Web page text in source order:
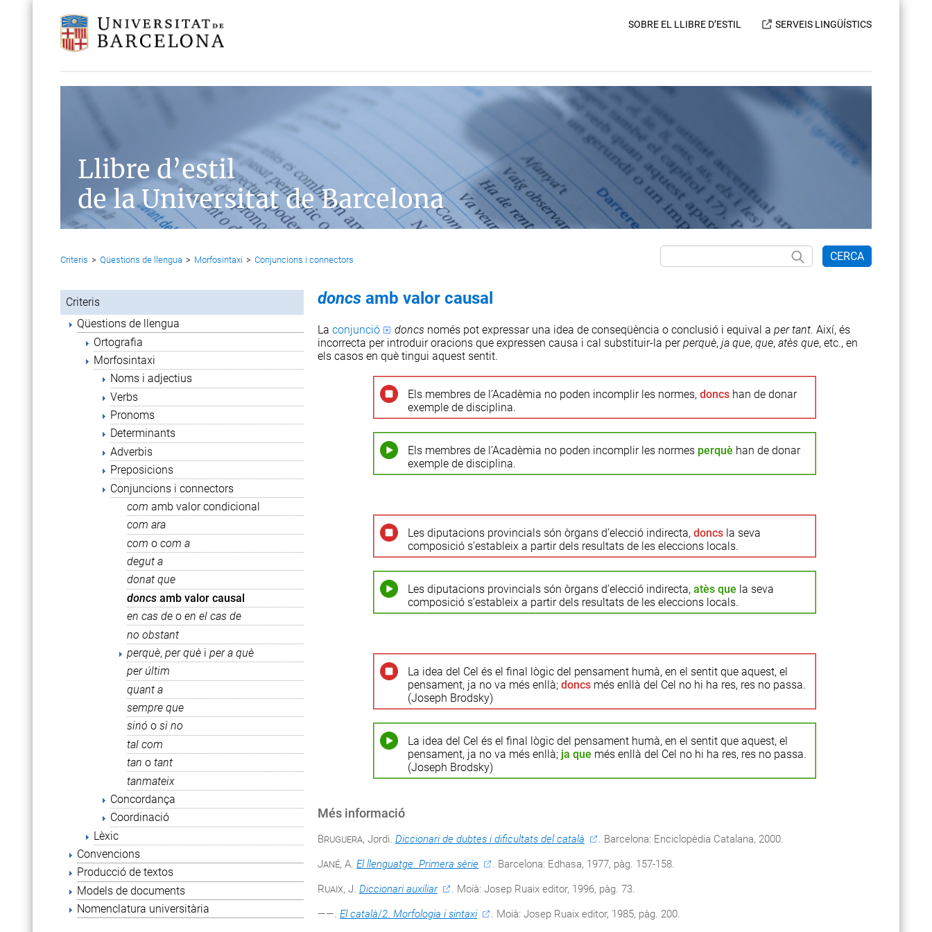
SOBRE EL LLIBRE D’ESTIL SERVEIS LINGÜÍSTICS
Llibre d’estil
de la Universitat de Barcelona
CERCA
Criteris > Qüestions de llengua > Morfosintaxi > Conjuncions i connectors
Criteris
Qüestions de llengua
Ortografia
Morfosintaxi
Noms i adjectius
Verbs
Pronoms
Determinants
Adverbis
Preposicions
Conjuncions i connectors
com amb valor condicional
com ara
com o com a
degut a
donat que
doncs amb valor causal
en cas de o en el cas de
no obstant
perquè, per què i per a què
per últim
quant a
sempre que
sinó o si no
tal com
tan o tant
tanmateix
Concordança
Coordinació
Lèxic
Convencions
Producció de textos
Models de documents
Nomenclatura universitària
doncs amb valor causal
La conjunció doncs només pot expressar una idea de conseqüència o conclusió i equival a per tant. Així, és
incorrecta per introduir oracions que expressen causa i cal substituir-la perperquè, ja que, que, atès que, etc., en
els casos en què tingui aquest sentit.
Els membres de l’Acadèmia no poden incomplir les normes, doncshan de donar
exemple de disciplina.
Els membres de l’Acadèmia no poden incomplir les normes perquè han de donar
exemple de disciplina.
Les diputacions provincials són òrgans d’elecció indirecta, doncsla seva
composició s’estableix a partir dels resultats de les eleccions locals.
Les diputacions provincials són òrgans d’elecció indirecta, atès que la seva
composició s’estableix a partir dels resultats de les eleccions locals.
La idea del Cel és el final lògic del pensament humà, en el sentit que aquest, el
pensament, ja no va més enllà; doncsmés enllà del Cel no hi ha res, res no passa.
(Joseph Brodsky)
La idea del Cel és el final lògic del pensament humà, en el sentit que aquest, el
pensament, ja no va més enllà; ja que més enllà del Cel no hi ha res, res no passa.
(Joseph Brodsky)
Més informació
Bruguera, Jordi. Diccionari de dubtes i dificultats del català
. Barcelona: Enciclopèdia Catalana, 2000.
Jané, A. El llenguatge. Primera sèrie
. Barcelona: Edhasa, 1977, pàg. 157-158.
Ruaix, J. Diccionari auxiliar
. Moià: Josep Ruaix editor, 1996, pàg. 73.
——. El català/2. Morfologia i sintaxi . Moià: Josep Ruaix editor, 1985, pàg. 200.